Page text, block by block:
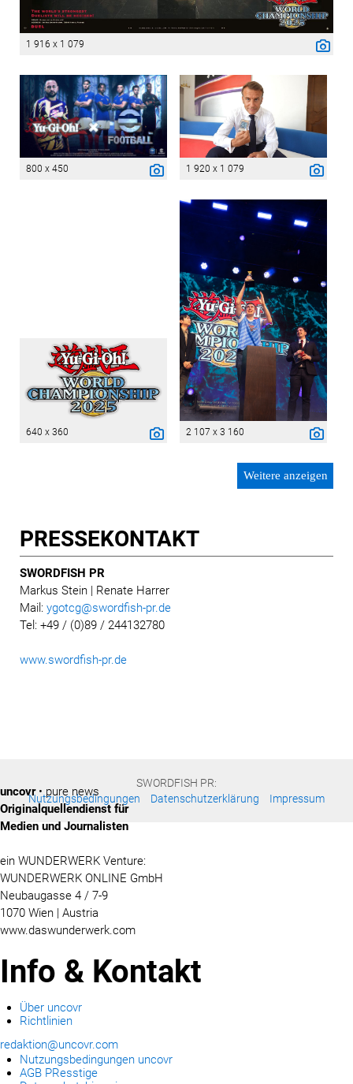
1 916 x 1 079
800 x 450 1 920 x 1 079
640 x 360 2 107 x 3 160
Weitere anzeigen
PRESSE­KONTAKT
SWORDFISH PR
Markus Stein | Renate Harrer
Mail: ygotcg@swordfish-pr.de
Tel: +49 / (0)89 / 244132780
www.swordfish-pr.de
SWORDFISH PR:
Nutzungsbedingungen
Datenschutzerklärung Impressum
uncovr• pure news
Originalquellendienst für
Medien und Journalisten
ein WUNDERWERK Venture:
WUNDERWERK ONLINE GmbH
Neubaugasse 4 / 7-9
1070 Wien | Austria
www.daswunderwerk.com
Info & Kontakt
Über uncovr
Richtlinien
redaktion@uncovr.com
Nutzungsbedingungen uncovr
AGB PResstige